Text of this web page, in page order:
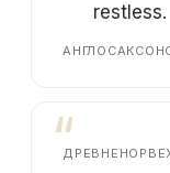
restless.